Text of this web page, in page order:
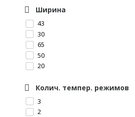
Ширина
43
30
65
50
20
Колич. темпер. режимов
3
2